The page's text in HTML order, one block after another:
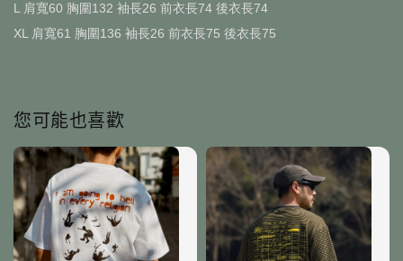
L 肩寬60 胸圍132 袖長26 前衣長74 後衣長74
XL 肩寬61 胸圍136 袖長26 前衣長75 後衣長75
您可能也喜歡